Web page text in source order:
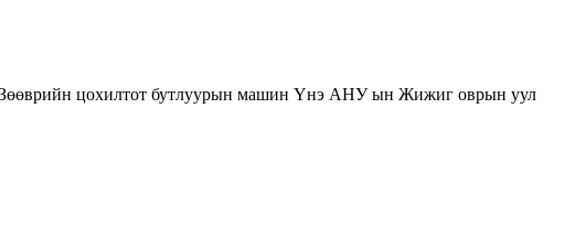
цохилтот бутлуурын машин Үнэ АНУ ын Жижиг оврын уул